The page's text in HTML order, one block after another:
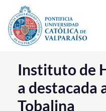
Click acá para ir directamente
La Universidad
Investigación, Creación
PUCV Internacional
Instituto de
a destacada
Tobalina